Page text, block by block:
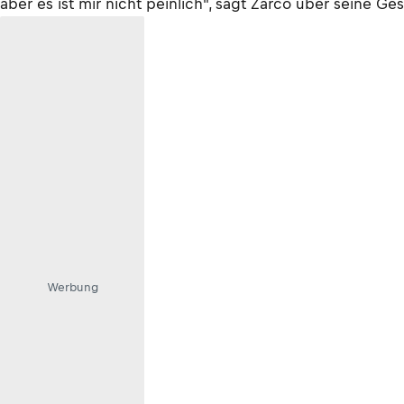
aber es ist mir nicht peinlich", sagt Zarco über seine
Werbung